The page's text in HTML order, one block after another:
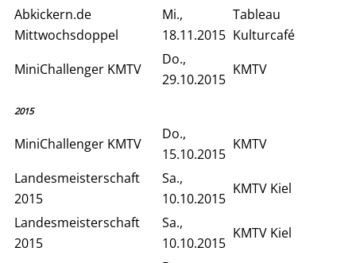
Abkickern.de
Mittwochsdoppel
Mi.,
18.11.2015
Tableau
Kulturcafé
MiniChallenger KMTV
Do.,
29.10.2015
KMTV
2015
MiniChallenger KMTV
Do.,
15.10.2015
KMTV
Landesmeisterschaft
2015
Sa.,
10.10.2015
KMTV Kiel
Landesmeisterschaft
2015
Sa.,
10.10.2015
KMTV Kiel